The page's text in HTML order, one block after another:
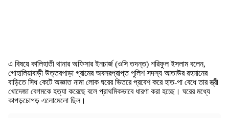
এ বিষয়ে কালিহাতী থানার অফিসার ইনচার্জ (ওসি তদন্ত) শরিফুল ইসলাম বলেন,
গোহালিয়াবাড়ী উত্তরপাড়া গ্রামের অবসরপ্রাপ্ত পুলিশ সদস্য আতাউর রহমানের
বাড়িতে সিধ কেটে অজ্ঞাত নামা লোক ঘরের ভিতরে প্রবেশ করে হাত-পা বেধে তার স্ত্রী
খোদেজা বেগমকে হত্যা করেছে বলে প্রাথমিকভাবে ধারণা করা হচ্ছে। ঘরের মধ্যে
কাপড়চোপড় এলোমেলো ছিল।